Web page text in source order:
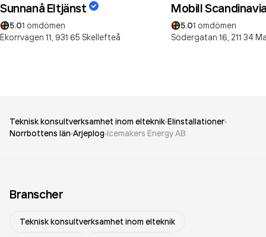
Sunnanå Eltjänst
5.01 omdömen
Ekorrvägen 11, 931 65 Skellefteå
Mobill
5.01 omdömen
Södergatan 16, 211 34
Teknisk konsultverksamhet inom elteknik Elinstallationer
Norrbottens län Arjeplog Icemakers Energy AB
Branscher
Teknisk konsultverksamhet inom elteknik